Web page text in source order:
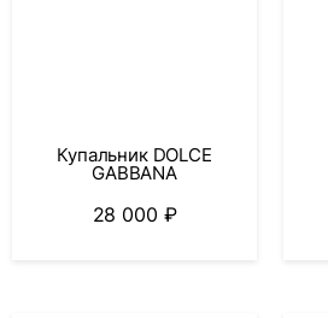
Купальник DOLCE
GABBANA
28 000 ₽